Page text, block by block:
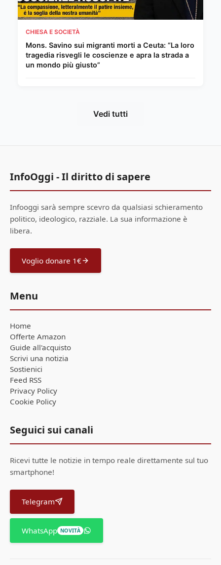
CHIESA E SOCIETÀ
Mons. Savino sui migranti morti a Ceuta: “La loro
tragedia risvegli le coscienze e apra la strada a
un mondo più giusto”
Vedi tutti
InfoOggi - Il diritto di sapere
Infooggi sarà sempre scevro da qualsiasi schieramento
politico, ideologico, razziale. La sua informazione è
libera.
Voglio donare 1€
Menu
Home
Offerte Amazon
Guide all'acquisto
Scrivi una notizia
Sostienici
Feed RSS
Privacy Policy
Cookie Policy
Seguici sui canali
Ricevi tutte le notizie in tempo reale direttamente sul tuo
smartphone!
Telegram
WhatsApp NOVITÀ